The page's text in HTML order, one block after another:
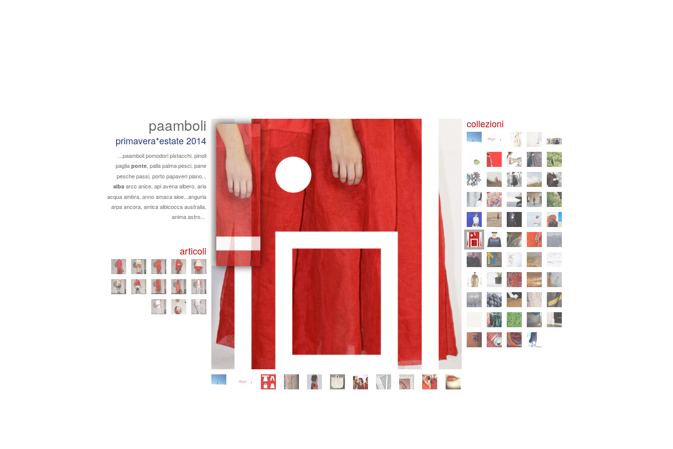
paamboli
primavera*estate 2014
...paamboli pomodori pistacchi, pinoli
paglia ponte , palla palma pesci, pane
pesche passi, porto papaveri piano...
alba arco anice, api avena albero, aria
acqua ambra, anno amaca aloe...anguria
arpa ancora, amica albicocca australia,
anima astro...
articoli
collezioni